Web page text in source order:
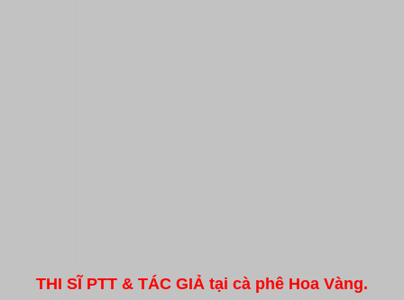
THI SĨ PTT & TÁC GIẢ tại cà phê Hoa Vàng.